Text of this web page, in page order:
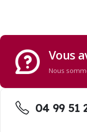
Vous
Nous
04 99 51